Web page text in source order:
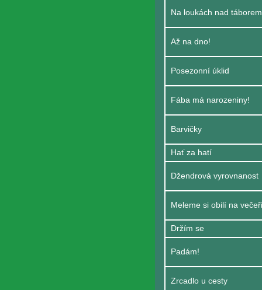
Na loukách nad táborem
Až na dno!
Posezonní úklid
Fába má narozeniny!
Barvičky
Hať za hatí
Džendrová vyrovnanost
Meleme si obilí na večeři
Držím se
Padám!
Zrcadlo u cesty